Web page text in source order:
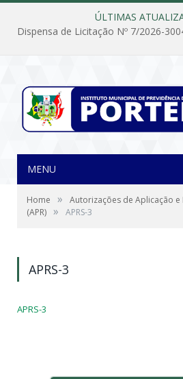
ÚLTIMAS
MENU
Home »
Autorizações de Aplicação e
(APR) » APRS-3
APRS-3
APRS-3